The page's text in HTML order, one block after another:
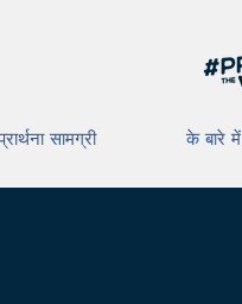
सामग्री के बारे में